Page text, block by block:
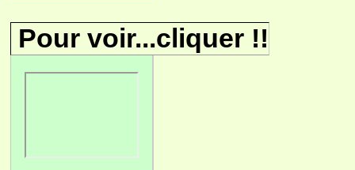
Pour voir...cliquer !!